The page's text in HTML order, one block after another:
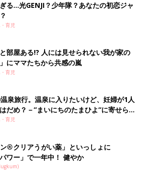
る…光GENJI？少年隊？あなたの初恋ジャ
育児
部屋ある!? 人には見せられない我が家の
」にママたちから共感の嵐
育児
泉旅行。温泉に入りたいけど、妊婦が1人
だめ？－”まいにちのたまひよ”に寄せられ
育児
ン®クリアうがい薬」といっしょに
パワー」で一年中！ 健やか